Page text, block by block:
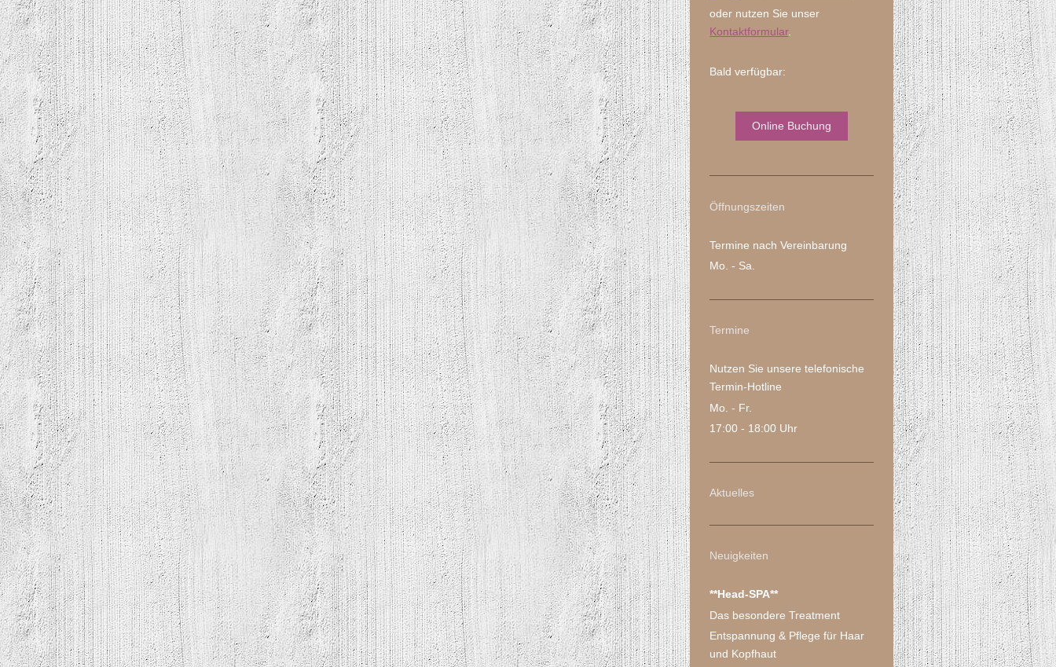
oder nutzen Sie unser
Kontaktformular.
Bald verfügbar:
Online Buchung
Öffnungszeiten
Termine nach Vereinbarung
Mo. - Sa.
Termine
Nutzen Sie unsere telefonische
Termin-Hotline
Mo. - Fr.
17:00 - 18:00 Uhr
Aktuelles
Neuigkeiten
**Head-SPA**
Das besondere Treatment
Entspannung & Pflege für Haar
und Kopfhaut